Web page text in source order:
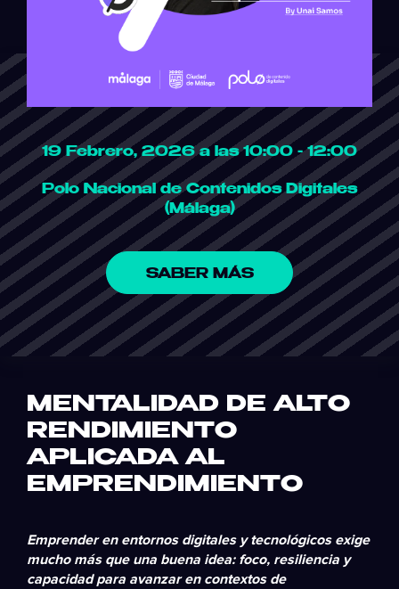
19 Febrero, 2026 a las 10:00 - 12:00
Polo Nacional de Contenidos Digitales
(Málaga)
SABER MÁS
MENTALIDAD DE ALTO
RENDIMIENTO
APLICADA AL
EMPRENDIMIENTO
Emprender en entornos digitalesy tecnológicos exige
mucho más que una buena idea: foco, resiliencia y
capacidad para avanzar en contextos de